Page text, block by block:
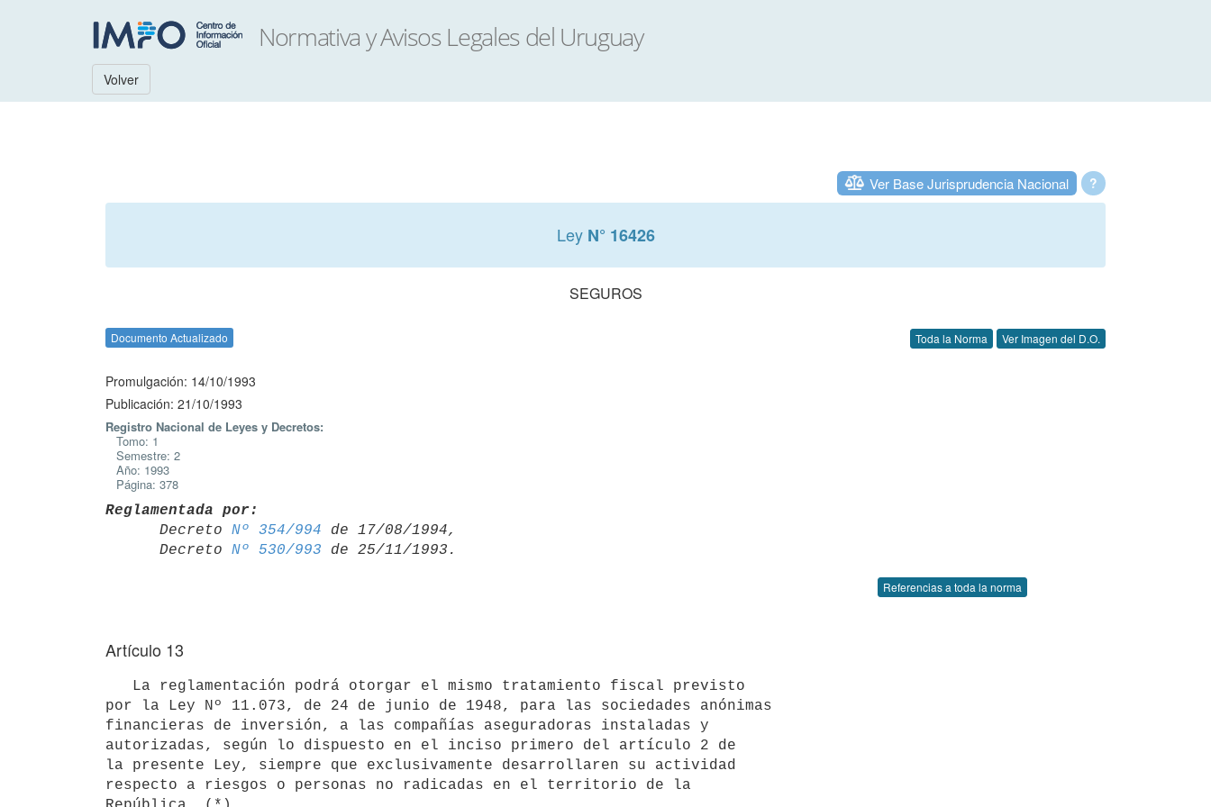
Volver
?
Ver Base Jurisprudencia Nacional
Ley N° 16426
SEGUROS
Documento Actualizado Toda la Norma Ver Imagen del D.O.
Promulgación: 14/10/1993
Publicación: 21/10/1993
Registro Nacional de Leyes y Decretos:
Tomo: 1
Semestre: 2
Año: 1993
Página: 378
Reglamentada por:
Decreto Nº 354/994 de 17/08/1994,
      Decreto
Nº 530/993
Referencias a toda la norma
Artículo 13
por la Ley Nº 11.073, de 24 de junio de 1948, para las sociedades anónimas
financieras de inversión, a las compañías aseguradoras instaladas y
autorizadas, según lo dispuesto en el inciso primero del artículo 2 de
la presente Ley, siempre que exclusivamente desarrollaren su actividad
respecto a riesgos o personas no radicadas en el territorio de la